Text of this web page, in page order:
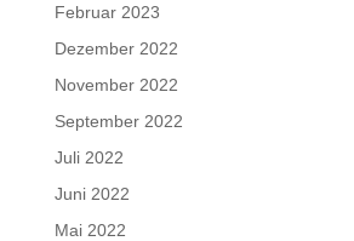
Februar 2023
Dezember 2022
November 2022
September 2022
Juli 2022
Juni 2022
Mai 2022